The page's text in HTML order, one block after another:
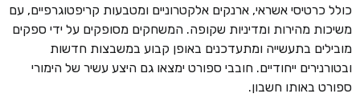
כולל כרטיסי אשראי, ארנקים אלקטרוניים ומטבעות קריפטוגרפיים, עם
משיכות מהירות ומדיניות שקופה. המשחקים מסופקים על ידי ספקים
מובילים בתעשייה ומתעדכנים באופן קבוע במשבצות חדשות
ובטורנירים ייחודיים. חובבי ספורט ימצאו גם היצע עשיר של הימורי
ספורט באותו חשבון.